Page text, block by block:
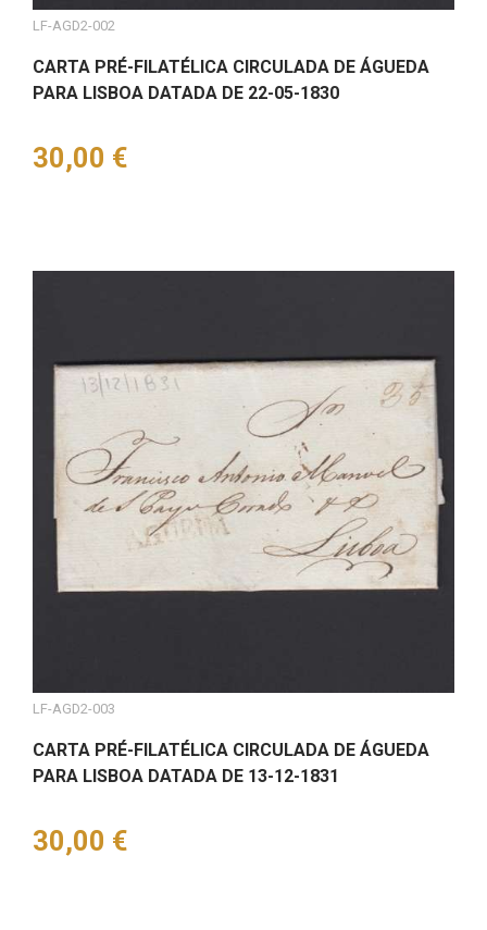
LF-AGD2-002
CARTA PRÉ-FILATÉLICA CIRCULADA DE ÁGUEDA
PARA LISBOA DATADA DE 22-05-1830
Preço
30,00 €
LF-AGD2-003
CARTA PRÉ-FILATÉLICA CIRCULADA DE ÁGUEDA
PARA LISBOA DATADA DE 13-12-1831
Preço
30,00 €